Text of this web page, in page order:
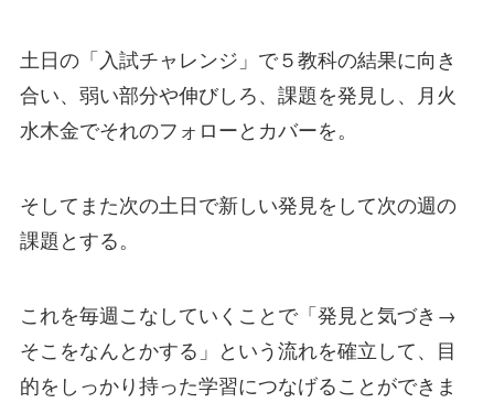
土日の「入試チャレンジ」で５教科の結果に向き
合い、弱い部分や伸びしろ、課題を発見し、月火
水木金でそれのフォローとカバーを。
そしてまた次の土日で新しい発見をして次の週の
課題とする。
これを毎週こなしていくことで「発見と気づき→
そこをなんとかする」という流れを確立して、目
的をしっかり持った学習につなげることができま